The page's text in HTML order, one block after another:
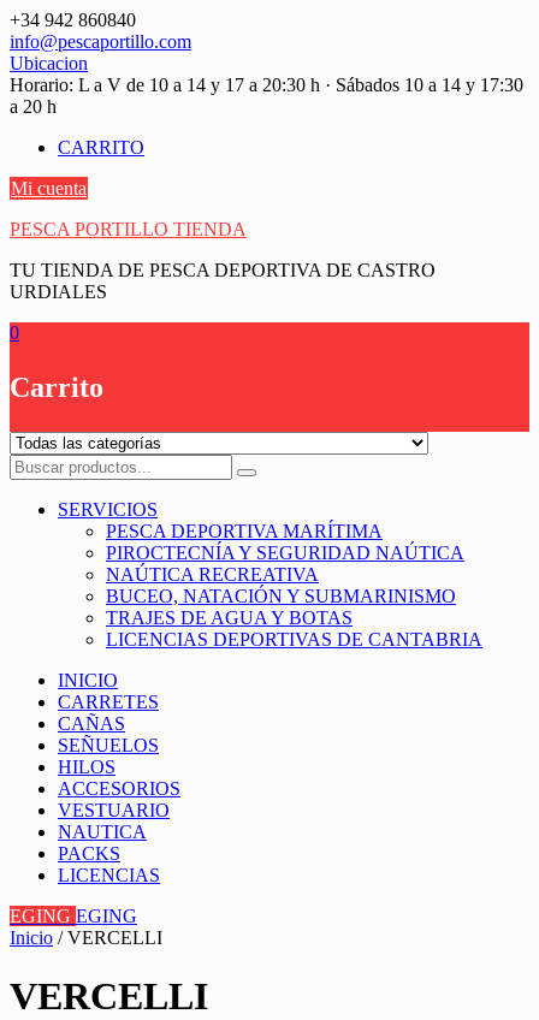
Saltar
contenido
+34 942 860840
info@pescaportillo.com
Ubicacion
Horario: L a V de 10 a 14 y 17 a 20:30 h · Sábados 10 a 14 y 17:30
a 20 h
CARRITO
Mi cuenta
PESCA PORTILLO TIENDA
TU TIENDA DE PESCA DEPORTIVA DE CASTRO
URDIALES
0
Carrito
SERVICIOS
PESCA DEPORTIVA MARÍTIMA
PIROCTECNÍA Y SEGURIDAD NAÚTICA
NAÚTICA RECREATIVA
BUCEO, NATACIÓN Y SUBMARINISMO
TRAJES DE AGUA Y BOTAS
LICENCIAS DEPORTIVAS DE CANTABRIA
INICIO
CARRETES
CAÑAS
SEÑUELOS
HILOS
ACCESORIOS
VESTUARIO
NAUTICA
PACKS
LICENCIAS
EGING EGING
Inicio / VERCELLI
VERCELLI